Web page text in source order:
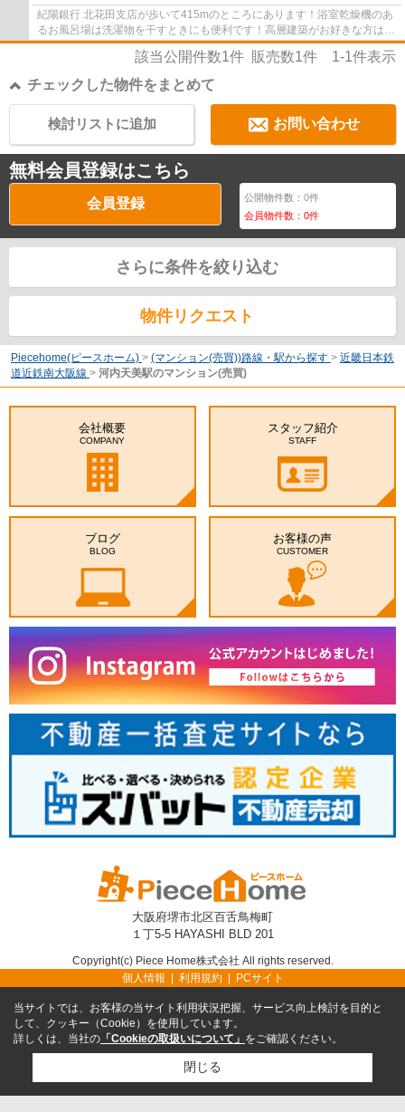
紀陽銀行 北花田支店が歩いて415mのところにあります！浴室乾燥機のあ
るお風呂場は洗濯物を干すときにも便利です！高層建築がお好きな方は12
階建てのこちらの物件で優雅な生活を過ごし...
該当公開件数1件 販売数1件 1-1件表示
チェックした物件をまとめて
お問い合わせ
検討リストに追加
無料会員登録はこちら
会員登録 公開物件数：0件
会員物件数：0件
さらに条件を絞り込む
物件リクエスト
Piecehome(ピースホーム) > (マンション(売買))路線・駅から探す > 近畿日本鉄
道近鉄南大阪線 > 河内天美駅のマンション(売買)
会社概要
COMPANY
スタッフ紹介
STAFF
ブログ
BLOG
お客様の声
CUSTOMER
大阪府堺市北区百舌鳥梅町
１丁5-5 HAYASHI BLD 201
Copyright(c) Piece Home株式会社 All rights reserved.
個人情報
利用規約 PCサイト
当サイトでは、お客様の当サイト利用状況把握、サービス向上検討を目的と
して、クッキー（Cookie）を使用しています。
詳しくは、当社の 「Cookieの取扱いについて」 をご確認ください。
閉じる